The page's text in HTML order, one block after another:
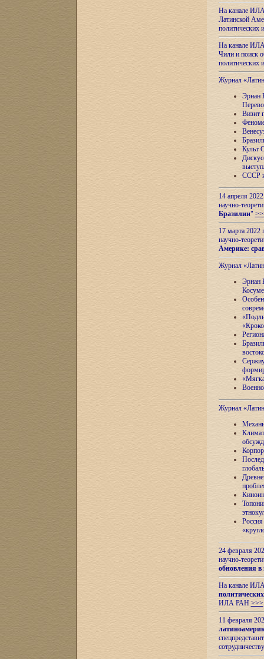
На канале
Латинской
На канале
Чили и поиск
Журнал
Эрнан
Визит
Культ
СССР и
14 апреля
научно-
Бразилии"
17 марта 2022
научно-
Америке:
Журнал
Эрнан
Журнал
24 февраля
научно-
обновления в
На канале
ИЛА РАН >>>
11 февраля